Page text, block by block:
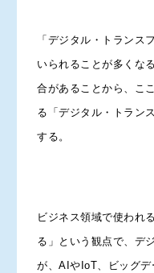
「デジタル・トランス
いられることが多くな
合があることから、こ
る「デジタル・トラン
する。
ビジネス領域で使われ
る」という観点で、デ
が、AIやIoT、ビッグデ